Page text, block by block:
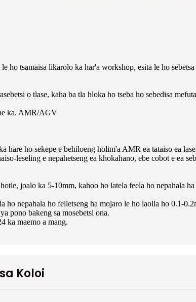
ho tsamaisa likarolo ka har'a workshop, esita le ho
o tlase, kaha ba tla hloka ho tseba ho sebedisa
ka. AMR/AGV
hare ho sekepe e behiloeng holim'a AMR ea tataiso ea
leseling e nepahetseng ea khokahano, ebe cobot e ea
joalo ka 5-10mm, kahoo ho latela feela ho nepahala
ho nepahala ho felletseng ha mojaro le ho laolla ho 0.1-
pono bakeng sa mosebetsi ona.
ka maemo a mang.
Koloi